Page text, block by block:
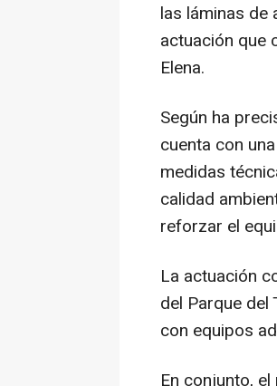
las láminas de
actuación que
Elena.
Según ha
cuenta con
medidas
calidad
reforzar el
La actuación
del Parque del
con equipos
En conjunto,